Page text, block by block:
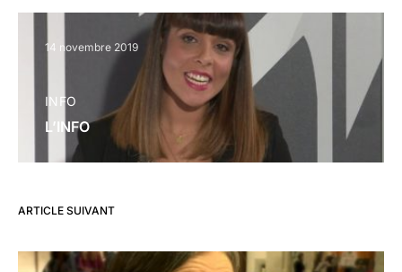
14 novembre 2019
INFO
L’INFO
ARTICLE SUIVANT